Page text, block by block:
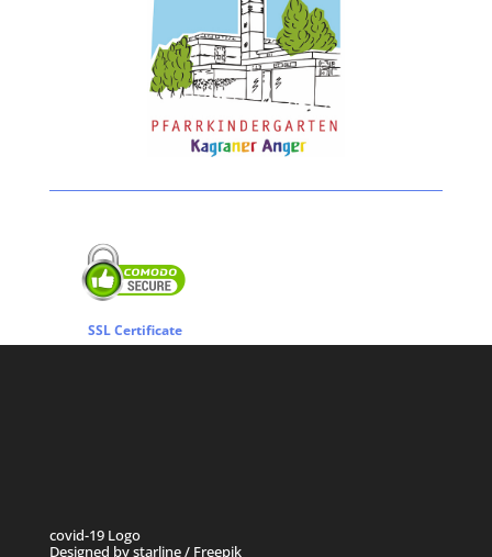
SSL Certificate
covid-19 Logo
Designed by starline / Freepik